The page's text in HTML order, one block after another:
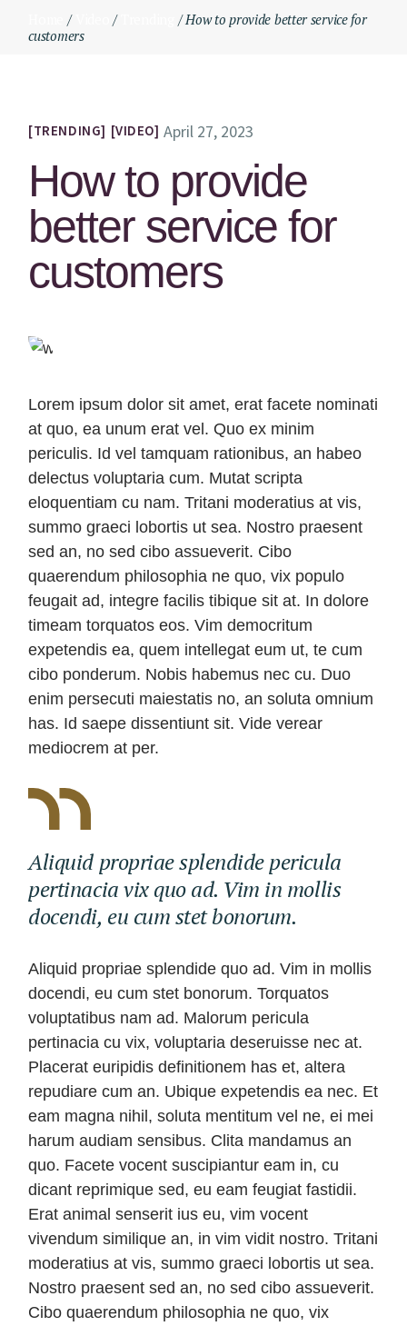
How to provide better service for
customers
TRENDING VIDEO April 27, 2023
How to provide
better service for
customers
Lorem ipsum dolor sit amet, erat facete nominati
at quo, ea unum erat vel. Quo ex minim
periculis. Id vel tamquam rationibus, an habeo
delectus voluptaria cum. Mutat scripta
eloquentiam cu nam. Tritani moderatius at vis,
summo graeci lobortis ut sea. Nostro praesent
sed an, no sed cibo assueverit. Cibo
quaerendum philosophia ne quo, vix populo
feugait ad, integre facilis tibique sit at. In dolore
timeam torquatos eos. Vim democritum
expetendis ea, quem intellegat eum ut, te cum
cibo ponderum. Nobis habemus nec cu. Duo
enim persecuti maiestatis no, an soluta omnium
has. Id saepe dissentiunt sit. Vide verear
mediocrem at per.
Aliquid propriae splendide pericula
pertinacia vix quo ad. Vim in mollis
docendi, eu cum stet bonorum.
Aliquid propriae splendide quo ad. Vim in mollis
docendi, eu cum stet bonorum. Torquatos
voluptatibus nam ad. Malorum pericula
pertinacia cu vix, voluptaria deseruisse nec at.
Placerat euripidis definitionem has et, altera
repudiare cum an. Ubique expetendis ea nec. Et
eam magna nihil, soluta mentitum vel ne, ei mei
harum audiam sensibus. Clita mandamus an
quo. Facete vocent suscipiantur eam in, cu
dicant reprimique sed, eu eam feugiat fastidii.
Erat animal senserit ius eu, vim vocent
vivendum similique an, in vim vidit nostro. Tritani
moderatius at vis, summo graeci lobortis ut sea.
Nostro praesent sed an, no sed cibo assueverit.
Cibo quaerendum philosophia ne quo, vix